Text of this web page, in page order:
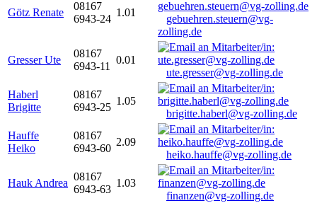
Götz Renate
08167
6943-24
1.01
gebuehren.steuern@vg-
zolling.de
Gresser Ute
08167
6943-11
0.01
ute.gresser@vg-zolling.de
Haberl
Brigitte
08167
6943-25
1.05
brigitte.haberl@vg-zolling.de
Hauffe
Heiko
08167
6943-60
2.09
heiko.hauffe@vg-zolling.de
Hauk Andrea
08167
6943-63
1.03
finanzen@vg-zolling.de